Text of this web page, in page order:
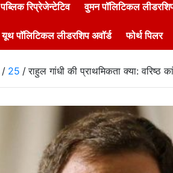
पब्लिक रिप्रेजेन्टेटिव वुमन पॉलिटिकल
यूथ पॉलिटिकल लीडरशिप अवॉर्ड फोर्थ पिलर
25 राहुल गांधी की प्राथमिकता क्या: वरिष्ठ